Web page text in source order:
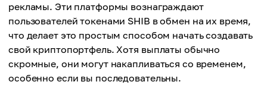
рекламы. Эти платформы вознаграждают
пользователей токенами SHIB в обмен на их время,
что делает это простым способом начать создавать
свой криптопортфель. Хотя выплаты обычно
скромные, они могут накапливаться со временем,
особенно если вы последовательны.